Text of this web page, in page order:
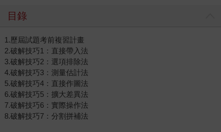
目錄
1.歷屆試題考前複習計畫
2.破解技巧1：直接帶入法
3.破解技巧2：選項排除法
4.破解技巧3：測量估計法
5.破解技巧4：直接作圖法
6.破解技巧5：擴大差異法
7.破解技巧6：實際操作法
8.破解技巧7：分割拼補法